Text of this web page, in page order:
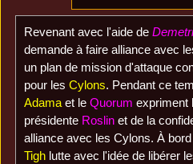
Revenant avec l'aide de
demande à faire alliance avec
un plan de mission d'attaque
pour les Cylons. Pendant ce
Adamaet le Quorum expriment
présidente Roslinet de la
alliance avec les Cylons. À
Tighlutte avec l'idée de libérer